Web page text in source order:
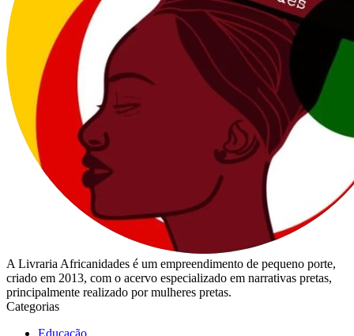
A Livraria Africanidades é um empreendimento de pequeno porte,
criado em 2013, com o acervo especializado em narrativas pretas,
principalmente realizado por mulheres pretas.
Categorias